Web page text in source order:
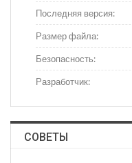
Последняя версия:
Размер файла:
Безопасность:
Разработчик:
СОВЕТЫ